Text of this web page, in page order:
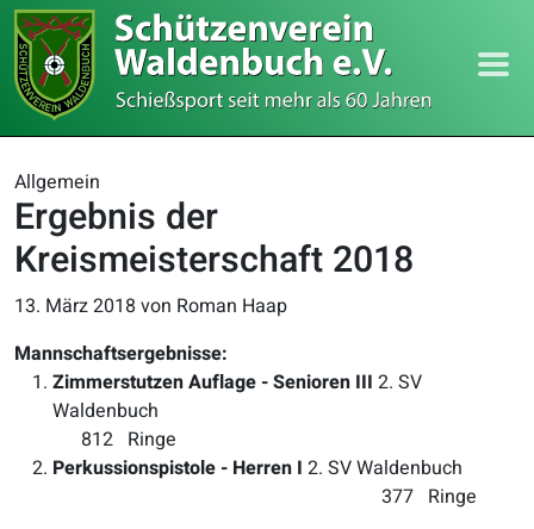
Allgemein
Ergebnis der
Kreismeisterschaft 2018
13. März 2018 von Roman Haap
Mannschaftsergebnisse:
Zimmerstutzen Auflage - Senioren III 2. SV
Waldenbuch
812 Ringe
Perkussionspistole - Herren I 2. SV Waldenbuch
377 Ringe